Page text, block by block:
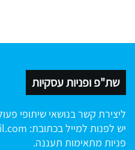
שת"פ ופניות עסקיות
ליצירת קשר בנושאי שיתופי
יש לפנות למייל בכתובת:
פניות מתאימות תעננה.